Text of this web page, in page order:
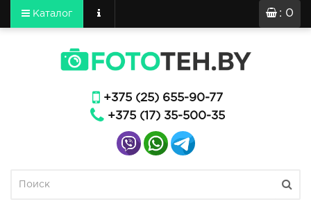
: 0
Каталог
+375 (25) 655-90-77
+375 (17) 35-500-35